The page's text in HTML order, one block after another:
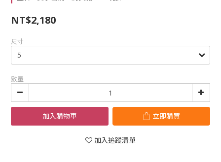
NT$2,180
尺寸
數量
加入購物車 立即購買
加入追蹤清單